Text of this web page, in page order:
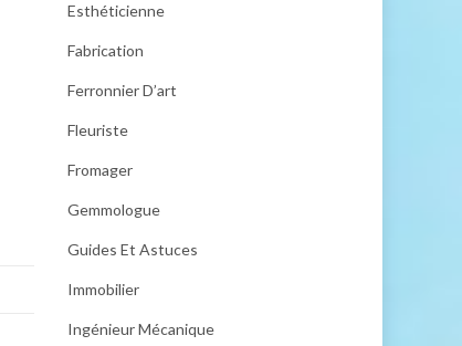
Esthéticienne
Fabrication
Ferronnier D’art
Fleuriste
Fromager
Gemmologue
Guides Et Astuces
Immobilier
Ingénieur Mécanique